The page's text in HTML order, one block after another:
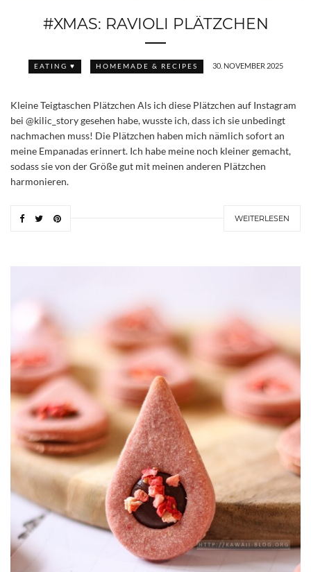
#XMAS: RAVIOLI PLÄTZCHEN
EATING ♥ HOMEMADE & RECIPES 30. NOVEMBER 2025
Kleine Teigtaschen Plätzchen Als ich diese Plätzchen auf Instagram
bei @kilic_story gesehen habe, wusste ich, dass ich sie unbedingt
nachmachen muss! Die Plätzchen haben mich nämlich sofort an
meine Empanadas erinnert. Ich habe meine noch kleiner gemacht,
sodass sie von der Größe gut mit meinen anderen Plätzchen
harmonieren.
WEITERLESEN